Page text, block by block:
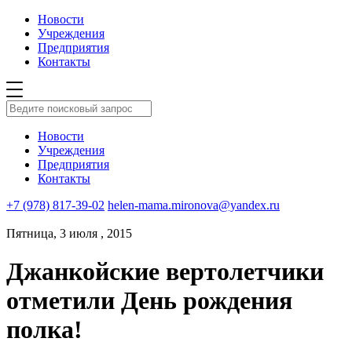
Новости
Учреждения
Предприятия
Контакты
Новости
Учреждения
Предприятия
Контакты
+7 (978) 817-39-02 helen-mama.mironova@yandex.ru
Пятница, 3 июля , 2015
Джанкойские вертолетчики
отметили День рождения
полка!